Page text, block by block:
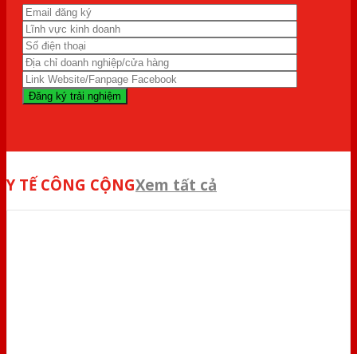
Y TẾ CÔNG CỘNGXem tất cả